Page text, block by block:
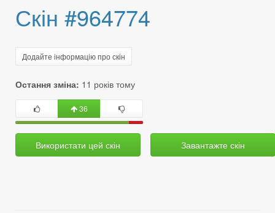
Скін #964774
Додайте інформацію про скін
Остання зміна: 11 років тому
36
Використати цей скін Завантажте скін